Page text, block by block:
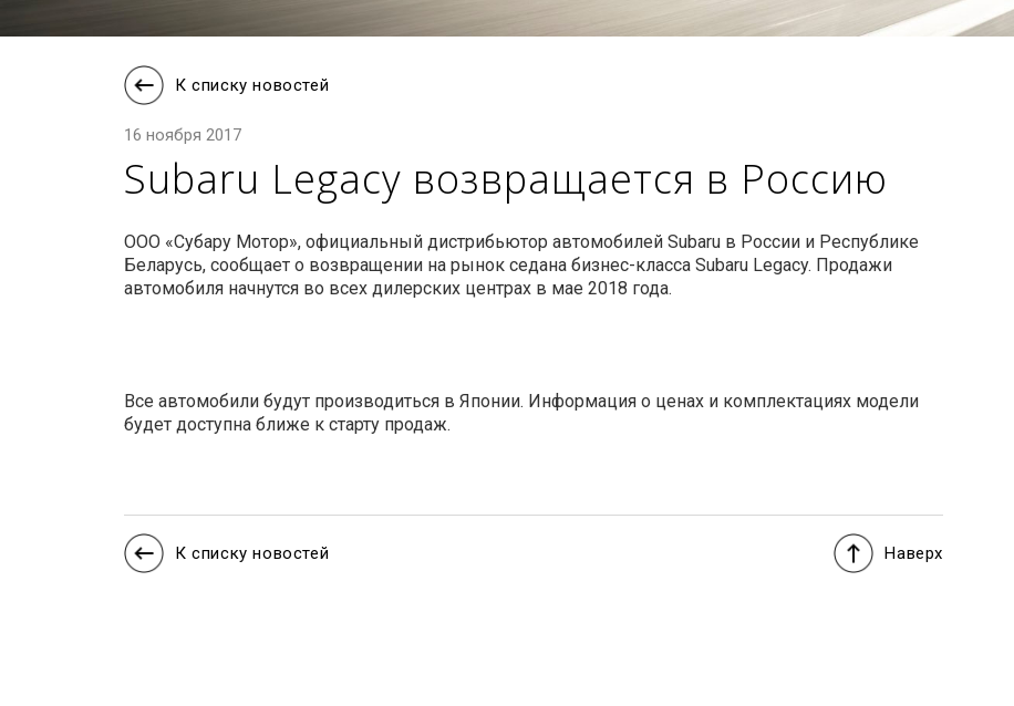
К списку новостей
16 ноября 2017
Subaru Legacy возвращается в Россию
ООО «Субару Мотор», официальный дистрибьютор автомобилей Subaru в России и Республике
Беларусь, сообщает о возвращении на рынок седана бизнес-класса Subaru Legacy. Продажи
автомобиля начнутся во всех дилерских центрах в мае 2018 года.
Все автомобили будут производиться в Японии. Информация о ценах и комплектациях модели
будет доступна ближе к старту продаж.
К списку новостей Наверх